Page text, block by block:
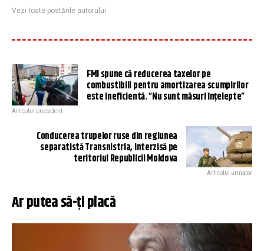
Vezi toate postările autorului
FMI spune că reducerea taxelor pe
combustibili pentru amortizarea scumpirilor
este ineficientă. ”Nu sunt măsuri înțelepte”
Articolul precedent
Conducerea trupelor ruse din regiunea
separatistă Transnistria, interzisă pe
teritoriul Republicii Moldova
Articolul următor
Ar putea să-ți placă